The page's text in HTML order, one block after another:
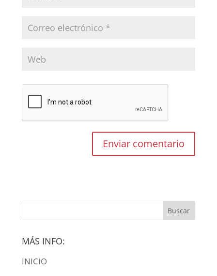
MÁS INFO:
INICIO